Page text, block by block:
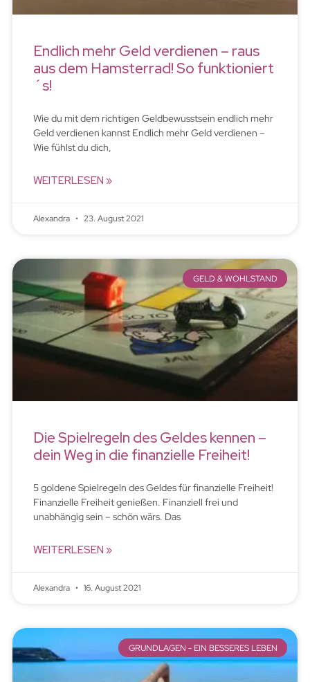
Endlich mehr Geld verdienen – raus
aus dem Hamsterrad! So funktioniert
´s!
Wie du mit dem richtigen Geldbewusstsein endlich mehr
Geld verdienen kannst Endlich mehr Geld verdienen –
Wie fühlst du dich,
WEITERLESEN »
Alexandra 23. August 2021
GELD & WOHLSTAND
Die Spielregeln des Geldes kennen –
dein Weg in die finanzielle Freiheit!
5 goldene Spielregeln des Geldes für finanzielle Freiheit!
Finanzielle Freiheit genießen. Finanziell frei und
unabhängig sein – schön wärs. Das
WEITERLESEN »
Alexandra 16. August 2021
GRUNDLAGEN - EIN BESSERES LEBEN